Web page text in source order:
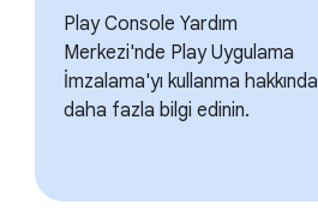
Play Console Yardım
Merkezi'nde Play Uygulama
İmzalama'yı kullanma hakkında
daha fazla bilgi edinin.